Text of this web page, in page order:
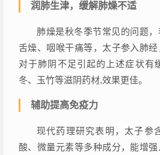
润肺生津，缓解肺燥不适
肺燥是秋冬季节常见的问题
舌燥、咽喉干痛等，太子参入肺经
对于肺阴不足引起的上述症状有
冬、玉竹等滋阴药材,效果更佳。
辅助提高免疫力
现代药理研究表明，太子参
酸、微量元素等多种成分，能增